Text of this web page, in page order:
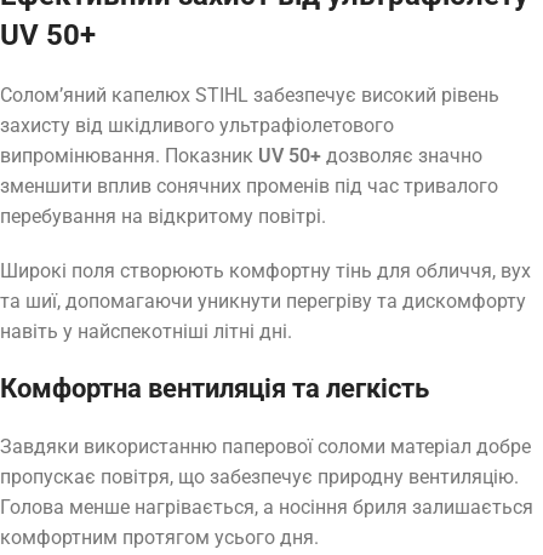
UV 50+
Солом’яний капелюх STIHL забезпечує високий рівень
захисту від шкідливого ультрафіолетового
випромінювання. Показник UV 50+ дозволяє значно
зменшити вплив сонячних променів під час тривалого
перебування на відкритому повітрі.
Широкі поля створюють комфортну тінь для обличчя, вух
та шиї, допомагаючи уникнути перегріву та дискомфорту
навіть у найспекотніші літні дні.
Комфортна вентиляція та легкість
Завдяки використанню паперової соломи матеріал добре
пропускає повітря, що забезпечує природну вентиляцію.
Голова менше нагрівається, а носіння бриля залишається
комфортним протягом усього дня.